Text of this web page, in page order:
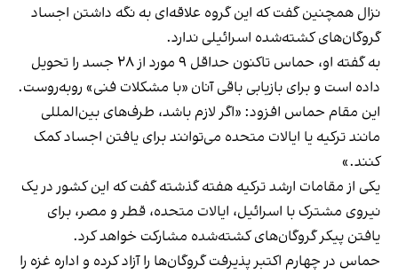
نزال همچنین گفت که این گروه علاقه‌ای به نگه داشتن اجساد
گروگان‌های کشته‌شده اسرائیلی ندارد.
به گفته او، حماس تاکنون حداقل ۹ مورد از ۲۸ جسد را تحویل
داده است و برای بازیابی باقی آنان «با مشکلات فنی» روبه‌روست.
این مقام حماس افزود: «اگر لازم باشد، طرف‌های بین‌المللی
مانند ترکیه یا ایالات متحده می‌توانند برای یافتن اجساد کمک
کنند.»
یکی از مقامات ارشد ترکیه هفته گذشته گفت که این کشور در یک
نیروی مشترک با اسرائیل، ایالات متحده، قطر و مصر، برای
یافتن پیکر گروگان‌های کشته‌شده مشارکت خواهد کرد.
حماس در چهارم اکتبر پذیرفت گروگان‌ها را آزاد کرده و اداره غزه را